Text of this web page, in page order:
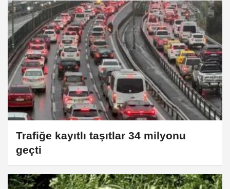
Trafiğe kayıtlı taşıtlar 34 milyonu
geçti